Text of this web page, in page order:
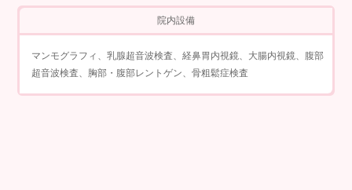
院内設備
マンモグラフィ、乳腺超音波検査、経鼻胃内視鏡、大腸内視鏡、腹部
超音波検査、胸部・腹部レントゲン、骨粗鬆症検査